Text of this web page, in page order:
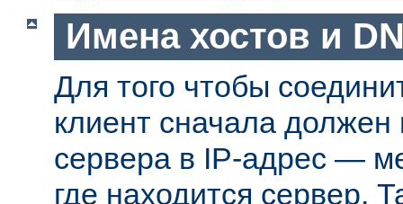
Имена хостов и
Для того чтобы
клиент сначала
сервера в IP-адрес —
где находится сервер.